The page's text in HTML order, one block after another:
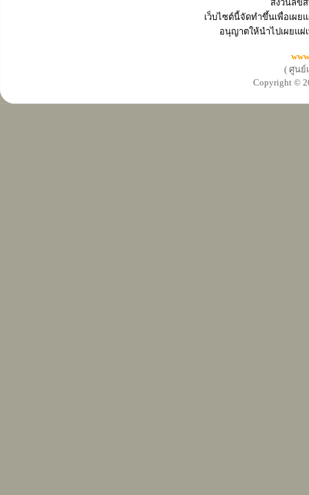
สงวนลิข
เว็บไซต์นี้จัดทำขึ้นเพื่อเผ
อนุญาตให้นำไปเผยแ
( ศูนย์
Copyright ©